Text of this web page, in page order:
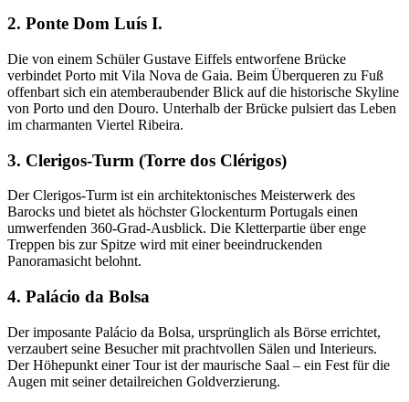
2. Ponte Dom Luís I.
Die von einem Schüler Gustave Eiffels entworfene Brücke
verbindet Porto mit Vila Nova de Gaia. Beim Überqueren zu Fuß
offenbart sich ein atemberaubender Blick auf die historische Skyline
von Porto und den Douro. Unterhalb der Brücke pulsiert das Leben
im charmanten Viertel Ribeira.
3. Clerigos-Turm (Torre dos Clérigos)
Der Clerigos-Turm ist ein architektonisches Meisterwerk des
Barocks und bietet als höchster Glockenturm Portugals einen
umwerfenden 360-Grad-Ausblick. Die Kletterpartie über enge
Treppen bis zur Spitze wird mit einer beeindruckenden
Panoramasicht belohnt.
4. Palácio da Bolsa
Der imposante Palácio da Bolsa, ursprünglich als Börse errichtet,
verzaubert seine Besucher mit prachtvollen Sälen und Interieurs.
Der Höhepunkt einer Tour ist der maurische Saal – ein Fest für die
Augen mit seiner detailreichen Goldverzierung.